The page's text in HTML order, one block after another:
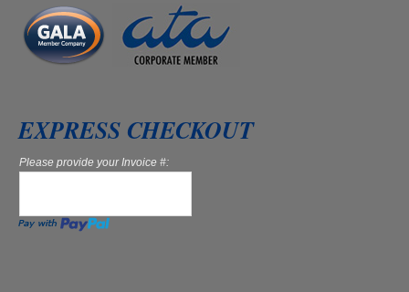
EXPRESS CHECKOUT
Please provide your Invoice #: